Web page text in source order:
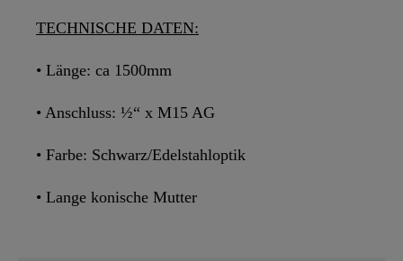
TECHNISCHE DATEN:
• Länge: ca 1500mm
• Anschluss: ½“ x M15 AG
• Farbe: Schwarz/Edelstahloptik
• Lange konische Mutter